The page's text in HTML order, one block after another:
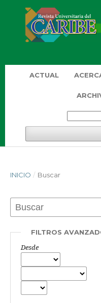
ACTUAL
INICIO / Buscar
FILTROS
Desde